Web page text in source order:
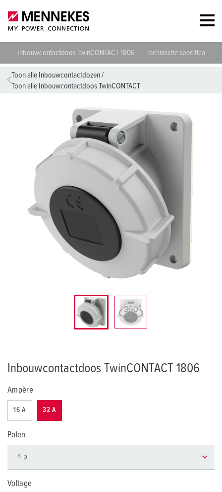
Inbouwcontactdoos TwinCONTACT 1806 Technische specificaties
Toon alle Inbouwcontactdozen/
Toon alle Inbouwcontactdoos TwinCONTACT
Inbouwcontactdoos TwinCONTACT 1806
Ampère
16 A 32 A
Polen
Voltage